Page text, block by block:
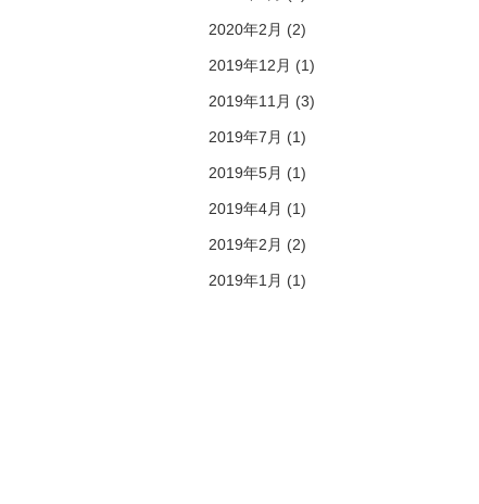
2020年2月 (2)
2019年12月 (1)
2019年11月 (3)
2019年7月 (1)
2019年5月 (1)
2019年4月 (1)
2019年2月 (2)
2019年1月 (1)